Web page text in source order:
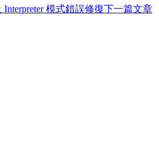
Interpreter 模式錯誤修復下一篇文章